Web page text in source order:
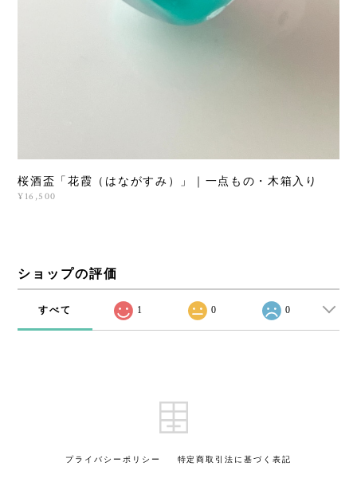
桜酒盃「花霞（はながすみ）」｜一点もの・木箱入り
¥16,500
ショップの評価
すべて 1 0 0
プライバシーポリシー 特定商取引法に基づく表記